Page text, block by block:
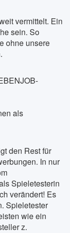
vermittelt. Ein
sein. So
ohne unsere
als
den Rest für
In nur
Spieletesterin
verändert! Es
Spieletester
wie ein
z.